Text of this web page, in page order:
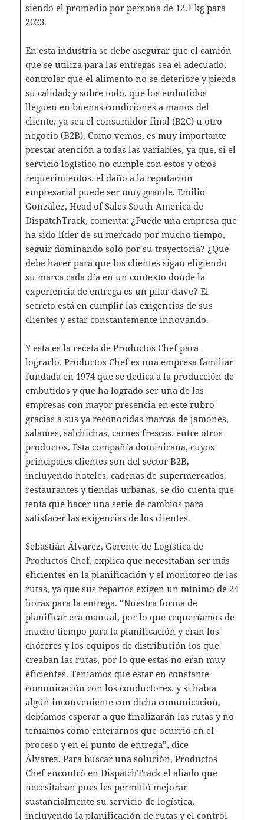
siendo el promedio por persona de 12.1 kg para
2023.
En esta industria se debe asegurar que el camión
que se utiliza para las entregas sea el adecuado,
controlar que el alimento no se deteriore y pierda
su calidad; y sobre todo, que los embutidos
lleguen en buenas condiciones a manos del
cliente, ya sea el consumidor final (B2C) u otro
negocio (B2B). Como vemos, es muy importante
prestar atención a todas las variables, ya que, si el
servicio logístico no cumple con estos y otros
requerimientos, el daño a la reputación
empresarial puede ser muy grande. Emilio
González, Head of Sales South America de
DispatchTrack, comenta: ¿Puede una empresa que
ha sido líder de su mercado por mucho tiempo,
seguir dominando solo por su trayectoria? ¿Qué
debe hacer para que los clientes sigan eligiendo
su marca cada día en un contexto donde la
experiencia de entrega es un pilar clave? El
secreto está en cumplir las exigencias de sus
clientes y estar constantemente innovando.
Y esta es la receta de Productos Chef para
lograrlo. Productos Chef es una empresa familiar
fundada en 1974 que se dedica a la producción de
embutidos y que ha logrado ser una de las
empresas con mayor presencia en este rubro
gracias a sus ya reconocidas marcas de jamones,
salames, salchichas, carnes frescas, entre otros
productos. Esta compañía dominicana, cuyos
principales clientes son del sector B2B,
incluyendo hoteles, cadenas de supermercados,
restaurantes y tiendas urbanas, se dio cuenta que
tenía que hacer una serie de cambios para
satisfacer las exigencias de los clientes.
Sebastián Álvarez, Gerente de Logística de
Productos Chef, explica que necesitaban ser más
eficientes en la planificación y el monitoreo de las
rutas, ya que sus repartos exigen un mínimo de 24
horas para la entrega. “Nuestra forma de
planificar era manual, por lo que requeríamos de
mucho tiempo para la planificación y eran los
chóferes y los equipos de distribución los que
creaban las rutas, por lo que estas no eran muy
eficientes. Teníamos que estar en constante
comunicación con los conductores, y si había
algún inconveniente con dicha comunicación,
debíamos esperar a que finalizarán las rutas y no
teníamos cómo enterarnos que ocurrió en el
proceso y en el punto de entrega”, dice
Álvarez. Para buscar una solución, Productos
Chef encontró en DispatchTrack el aliado que
necesitaban pues les permitió mejorar
sustancialmente su servicio de logística,
incluyendo la planificación de rutas y el control